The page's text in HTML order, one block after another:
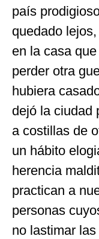
país
quedado
en la casa
perder otra
hubiera
dejó la ciudad
a costillas de
un hábito
herencia
practican a
personas
no lastimar